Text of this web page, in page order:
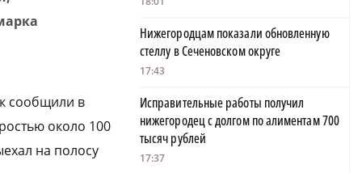
сообщили в
около 100
на полосу
Нижегородцам показали обновленную
стеллу в Сеченовском округе
17:43
Исправительные работы получил
нижегородец с долгом по алиментам 700
тысяч рублей
17:37